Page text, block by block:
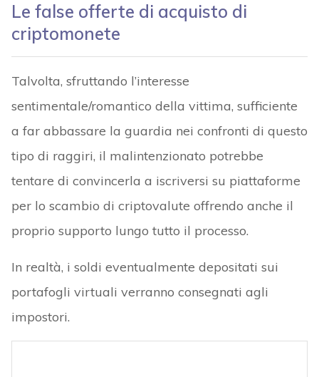
Le false offerte di acquisto di
criptomonete
Talvolta, sfruttando l’interesse
sentimentale/romantico della vittima, sufficiente
a far abbassare la guardia nei confronti di questo
tipo di raggiri, il malintenzionato potrebbe
tentare di convincerla a iscriversi su piattaforme
per lo scambio di criptovalute offrendo anche il
proprio supporto lungo tutto il processo.
In realtà, i soldi eventualmente depositati sui
portafogli virtuali verranno consegnati agli
impostori.